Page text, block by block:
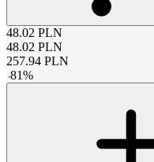
48.02 PLN
48.02 PLN
257.94 PLN
-81%